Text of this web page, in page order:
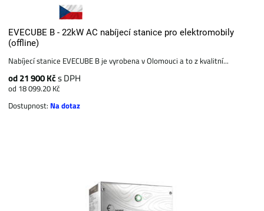
EVECUBE B - 22kW AC nabíjecí stanice pro elektromobily
(offline)
Nabíjecí stanice EVECUBE B je vyrobena v Olomouci a to z kvalitní...
od 21 900 Kčs DPH
od 18 099.20 Kč
Dostupnost: Na dotaz